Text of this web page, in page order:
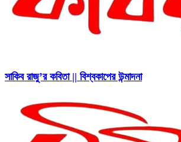
সাকিব রাজু’র কবিতা || বিশ্বকাপের উন্মাদনা